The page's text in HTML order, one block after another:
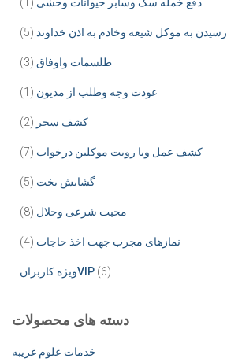
رسیدن به موکل شیعه وخادم به اذن خداوند (5)
طلسمات واوفاق (3)
عودت وجه وطلب از مدیون (1)
کشف سحر (2)
کشف عمل ویا رویت موکلین درخواب (7)
گشایش بخت (5)
محبت شرعی وحلال (8)
نمازهای مجرب جهت اخذ حاجات (4)
ویژه کاربرانVIP (6)
دسته های محصولات
خدمات علوم غریبه